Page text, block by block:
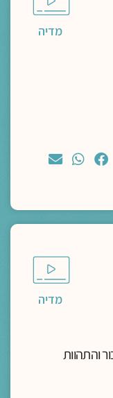
מדיה
מדיה
והתהוות